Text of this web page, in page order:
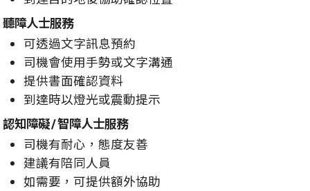
聽障人士服務
可透過文字訊息預約
司機會使用手勢或文字溝通
提供書面確認資料
到達時以燈光或震動提示
認知障礙/智障人士服務
司機有耐心，態度友善
建議有陪同人員
如需要，可提供額外協助